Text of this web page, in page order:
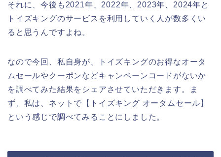
それに、今後も2021年、2022年、2023年、2024年と
トイズキングのサービスを利用していく人が数多くい
ると思うんですよね。
なので今回、私自身が、トイズキングのお得なオータ
ムセールやクーポンなどキャンペーンコードがないか
を調べてみた結果をシェアさせていただきます。ま
ず、私は、ネットで【トイズキング オータムセール】
という感じで調べてみることにしました。